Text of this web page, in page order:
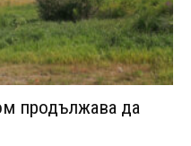
продължава да